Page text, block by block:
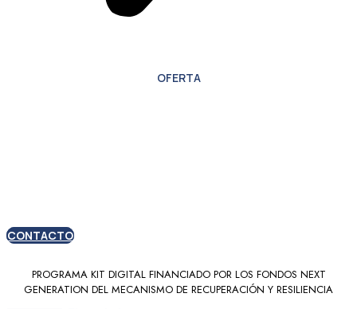
OFERTA
CONTACTO
PROGRAMA KIT DIGITAL FINANCIADO POR LOS FONDOS NEXT
GENERATION DEL MECANISMO DE RECUPERACIÓN Y RESILIENCIA